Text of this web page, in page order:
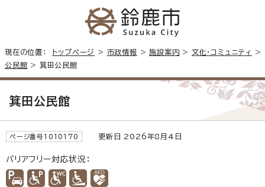
現在の位置： トップページ > 市政情報 >施設案内 > 文化・コミュニティ
>
公民館 > 箕田公民館
箕田公民館
ページ番号1010170 更新日 2026年8月4日
バリアフリー対応状況：